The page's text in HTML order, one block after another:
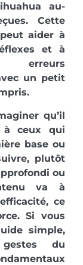
au-
Cette
aider à
et à
erreurs
un petit
qu’il
à ceux qui
base ou
plutôt
ou
va à
ce
Si vous
simple,
du